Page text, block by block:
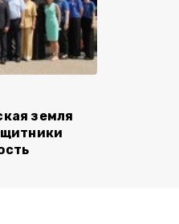
земля